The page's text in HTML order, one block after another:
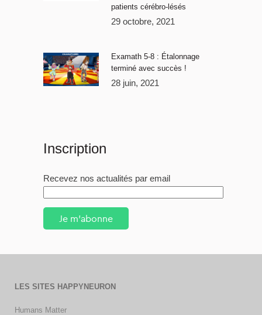
patients cérébro-lésés
29 octobre, 2021
Examath 5-8 : Étalonnage
terminé avec succès !
28 juin, 2021
Inscription
Recevez nos actualités par email
Je m'abonne
LES SITES HAPPYNEURON
Humans Matter